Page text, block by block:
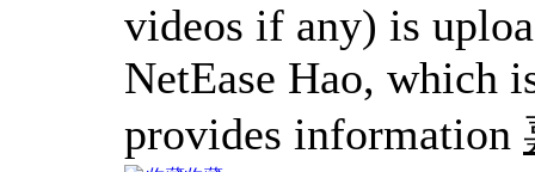
videos if any) is
NetEase Hao, which
provides information